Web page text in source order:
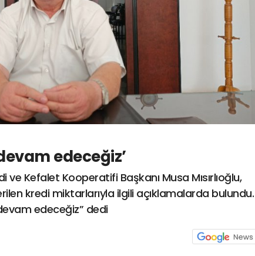
edeceğiz’
Kefalet Kooperatifi Başkanı Musa Mısırlıoğlu,
kredi miktarlarıyla ilgili açıklamalarda bulundu.
edeceğiz” dedi